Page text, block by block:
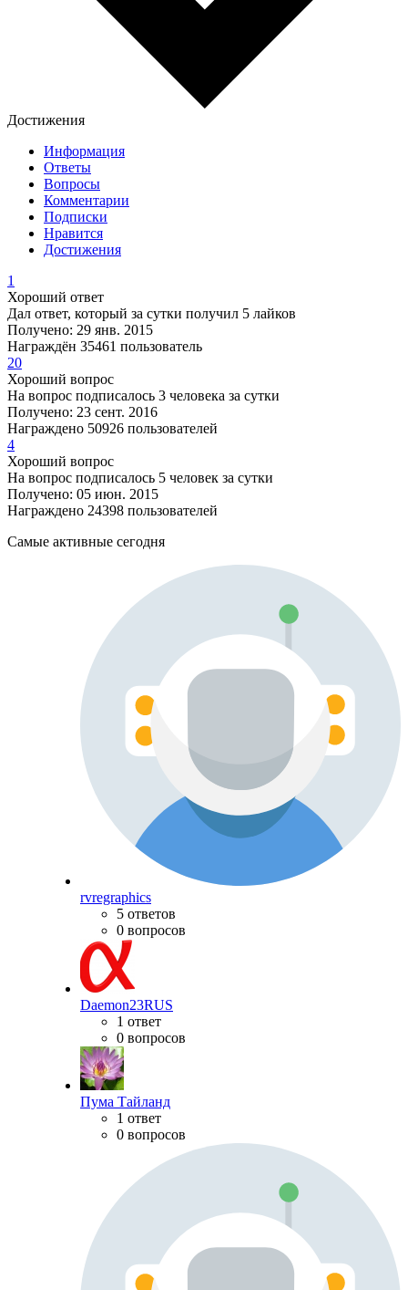
Достижения
Информация
Ответы
Вопросы
Комментарии
Подписки
Нравится
Достижения
1
Хороший ответ
Дал ответ, который за сутки получил 5 лайков
Получено: 29 янв. 2015
Награждён 35461 пользователь
20
Хороший вопрос
На вопрос подписалось 3 человека за сутки
Получено: 23 сент. 2016
Награждено 50926 пользователей
4
Хороший вопрос
На вопрос подписалось 5 человек за сутки
Получено: 05 июн. 2015
Награждено 24398 пользователей
Самые активные сегодня
rvregraphics
5 ответов
0 вопросов
Daemon23RUS
1 ответ
0 вопросов
Пума Тайланд
1 ответ
0 вопросов